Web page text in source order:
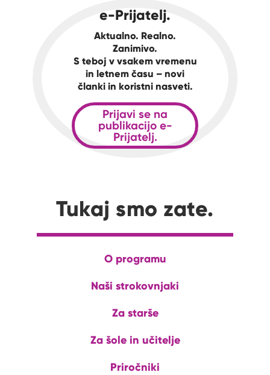
e-Prijatelj.
Aktualno. Realno.
Zanimivo.
S teboj v vsakem vremenu
in letnem času – novi
članki in koristni nasveti.
Prijavi se na
publikacijo e-
Prijatelj.
Tukaj smo zate.
O programu
Naši strokovnjaki
Za starše
Za šole in učitelje
Priročniki